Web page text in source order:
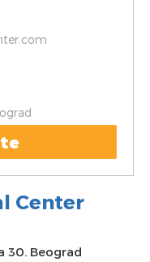
Center
30. Beograd